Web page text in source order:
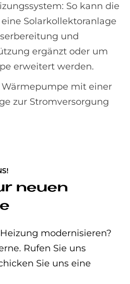
So kann die
Solarkollektoranlage
und
ergänzt oder um
erweitert werden.
mit einer
zur Stromversorgung
neuen
modernisieren?
Rufen Sie uns
Sie uns eine